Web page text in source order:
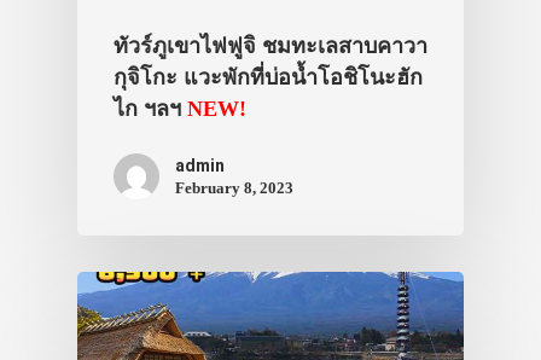
ทัวร์ภูเขาไฟฟูจิ ชมทะเลสาบคาวา
กุจิโกะ แวะพักที่บ่อน้ำโอชิโนะฮัก
ไก ฯลฯ NEW!
admin
February 8, 2023